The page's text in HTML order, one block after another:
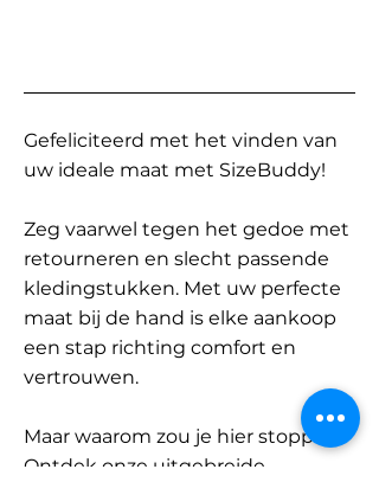
Gefeliciteerd met het vinden van
uw ideale maat met SizeBuddy!
Zeg vaarwel tegen het gedoe met
retourneren en slecht passende
kledingstukken. Met uw perfecte
maat bij de hand is elke aankoop
een stap richting comfort en
vertrouwen.
Maar waarom zou je hier stoppen?
Ontdek onze uitgebreide